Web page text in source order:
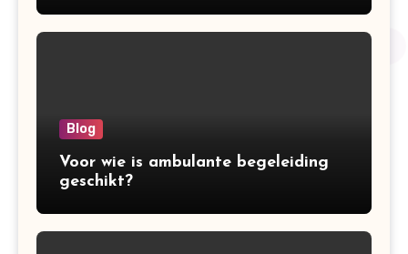
Blog
Voor wie is ambulante begeleiding
geschikt?